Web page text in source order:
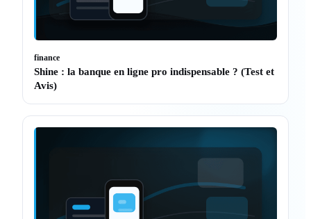
finance
Shine : la banque en ligne pro indispensable ? (Test et
Avis)